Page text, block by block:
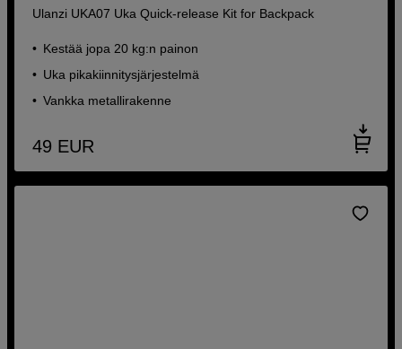
Ulanzi UKA07 Uka Quick-release Kit for Backpack
Kestää jopa 20 kg:n painon
Uka pikakiinnitysjärjestelmä
Vankka metallirakenne
49 EUR